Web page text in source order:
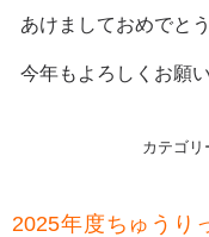
あけましておめでと
今年もよろしくお願
カテゴリ
2025年度ちゅうり